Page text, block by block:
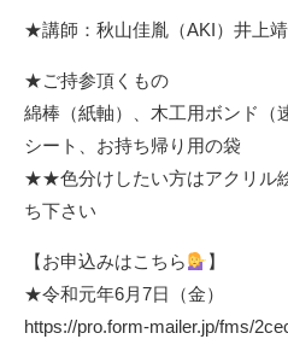
★講師：秋山佳胤（AKI）井上
★ご持参頂くもの
綿棒（紙軸）、木工用ボンド（
シート、お持ち帰り用の袋
★★色分けしたい方はアクリル
ち下さい
【お申込みはこちら
】
★令和元年6月7日（金）
https://pro.form-mailer.jp/fms/